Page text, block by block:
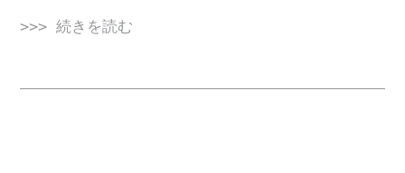
>>> 続きを読む